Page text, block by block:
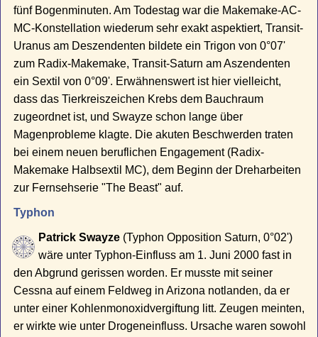
fünf Bogenminuten. Am Todestag war die Makemake-AC-
MC-Konstellation wiederum sehr exakt aspektiert, Transit-
Uranus am Deszendenten bildete ein Trigon von 0°07'
zum Radix-Makemake, Transit-Saturn am Aszendenten
ein Sextil von 0°09'. Erwähnenswert ist hier vielleicht,
dass das Tierkreiszeichen Krebs dem Bauchraum
zugeordnet ist, und Swayze schon lange über
Magenprobleme klagte. Die akuten Beschwerden traten
bei einem neuen beruflichen Engagement (Radix-
Makemake Halbsextil MC), dem Beginn der Dreharbeiten
zur Fernsehserie "The Beast" auf.
Typhon
Patrick Swayze (Typhon Opposition Saturn, 0°02')
wäre unter Typhon-Einfluss am 1. Juni 2000 fast in
den Abgrund gerissen worden. Er musste mit seiner
Cessna auf einem Feldweg in Arizona notlanden, da er
unter einer Kohlenmonoxidvergiftung litt. Zeugen meinten,
er wirkte wie unter Drogeneinfluss. Ursache waren sowohl